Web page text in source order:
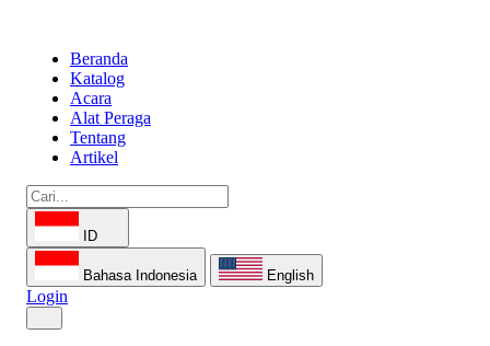
Beranda
Katalog
Acara
Alat Peraga
Tentang
Artikel
ID
Bahasa Indonesia English
Login